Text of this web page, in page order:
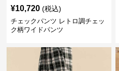
¥10,720 (税込)
チェックパンツ レトロ調チェッ
ク柄ワイドパンツ